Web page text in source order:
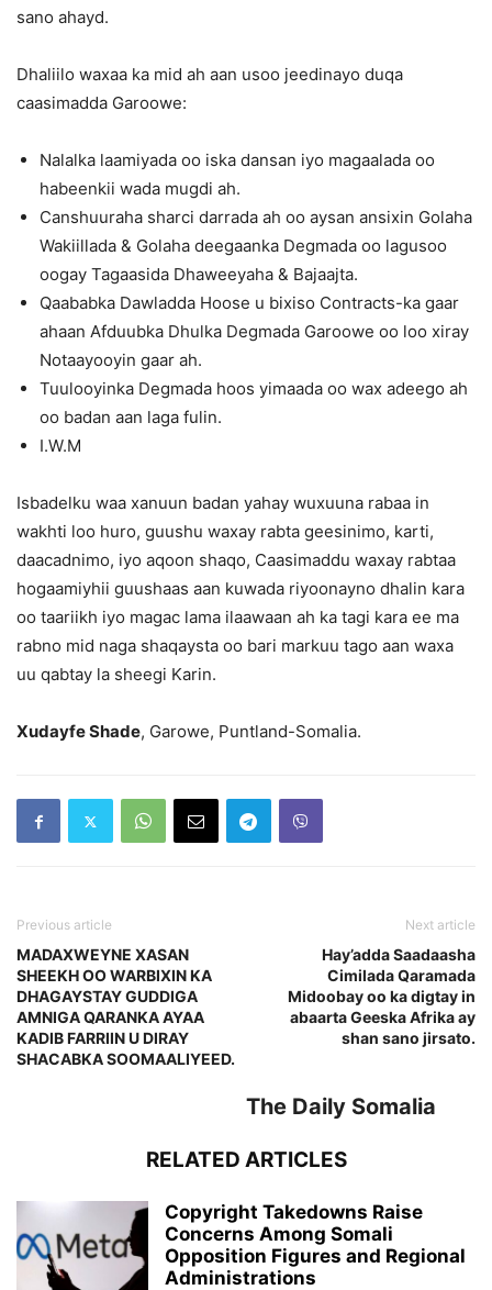
sano ahayd.
Dhaliilo waxaa ka mid ah aan usoo jeedinayo duqa
caasimadda Garoowe:
Nalalka laamiyada oo iska dansan iyo magaalada oo
habeenkii wada mugdi ah.
Canshuuraha sharci darrada ah oo aysan ansixin Golaha
Wakiillada & Golaha deegaanka Degmada oo lagusoo
oogay Tagaasida Dhaweeyaha & Bajaajta.
Qaababka Dawladda Hoose u bixiso Contracts-ka gaar
ahaan Afduubka Dhulka Degmada Garoowe oo loo xiray
Notaayooyin gaar ah.
Tuulooyinka Degmada hoos yimaada oo wax adeego ah
oo badan aan laga fulin.
I.W.M
Isbadelku waa xanuun badan yahay wuxuuna rabaa in
wakhti loo huro, guushu waxay rabta geesinimo, karti,
daacadnimo, iyo aqoon shaqo, Caasimaddu waxay rabtaa
hogaamiyhii guushaas aan kuwada riyoonayno dhalin kara
oo taariikh iyo magac lama ilaawaan ah ka tagi kara ee ma
rabno mid naga shaqaysta oo bari markuu tago aan waxa
uu qabtay la sheegi Karin.
Xudayfe Shade, Garowe, Puntland-Somalia.
Previous article
MADAXWEYNE XASAN
SHEEKH OO WARBIXIN KA
DHAGAYSTAY GUDDIGA
AMNIGA QARANKA AYAA
KADIB FARRIIN U DIRAY
SHACABKA SOOMAALIYEED.
Next article
Hay’adda Saadaasha
Cimilada Qaramada
Midoobay oo ka digtay in
abaarta Geeska Afrika ay
shan sano jirsato.
The Daily Somalia
RELATED ARTICLES
Copyright Takedowns Raise
Concerns Among Somali
Opposition Figures and Regional
Administrations